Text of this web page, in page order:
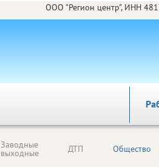
ООО "Регион центр", ИНН
Заводные
выходные ДТП Общество